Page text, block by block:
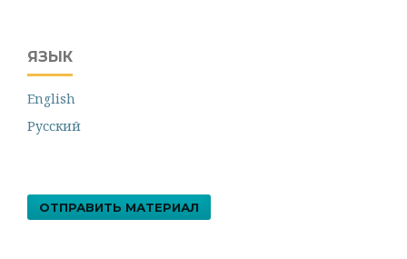
ЯЗЫК
English
Русский
ОТПРАВИТЬ МАТЕРИАЛ